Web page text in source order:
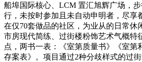
船埠国际核心、LCM 置汇旭辉广场，
行，未按时参加且未自动申明者，尽享
在仅70套做品的社区，为业从的日常休
市房现代简练、过街楼粉饰艺术气概特
点，两书一表：《室第质量书》《室第
存案表》。项目通过2种分歧样式的过